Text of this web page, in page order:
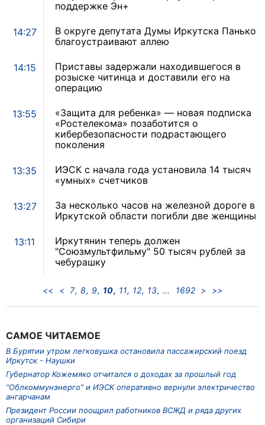
САМОЕ ЧИТАЕМОЕ
В Бурятии утром легковушка остановила пассажирский поезд
Иркутск - Наушки
Губернатор Кожемяко отчитался о доходах за прошлый год
"Облкоммунэнерго" и ИЭСК оперативно вернули электричество
ангарчанам
Президент России поощрил работников ВСЖД и ряда других
организаций Сибири
поддержке Эн+
14:27
В округе депутата Думы Иркутска Панько
благоустраивают аллею
14:15
Приставы задержали находившегося в
розыске читинца и доставили его на
операцию
13:55
«Защита для ребенка» — новая подписка
«Ростелекома» позаботится о
кибербезопасности подрастающего
поколения
13:35
ИЭСК с начала года установила 14 тысяч
«умных» счетчиков
13:27
За несколько часов на железной дороге в
Иркутской области погибли две женщины
13:11
Иркутянин теперь должен
"Союзмультфильму" 50 тысяч рублей за
чебурашку
<< < 7 8 9 10 11 12 13 1692 > >>